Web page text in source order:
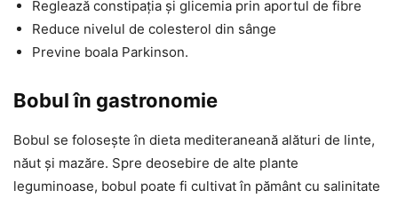
Reglează constipația și glicemia prin aportul de fibre
Reduce nivelul de colesterol din sânge
Previne boala Parkinson.
Bobul în gastronomie
Bobul se folosește în dieta mediteraneană alături de linte,
năut și mazăre. Spre deosebire de alte plante
leguminoase, bobul poate fi cultivat în pământ cu salinitate